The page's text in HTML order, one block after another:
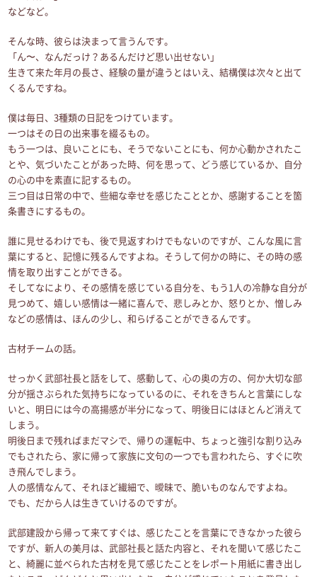
などなど。
そんな時、彼らは決まって言うんです。
「ん〜、なんだっけ？あるんだけど思い出せない」
生きて来た年月の長さ、経験の量が違うとはいえ、結構僕は次々と出て
くるんですね。
僕は毎日、3種類の日記をつけています。
一つはその日の出来事を綴るもの。
もう一つは、良いことにも、そうでないことにも、何か心動かされたこ
とや、気づいたことがあった時、何を思って、どう感じているか、自分
の心の中を素直に記するもの。
三つ目は日常の中で、些細な幸せを感じたこととか、感謝することを箇
条書きにするもの。
誰に見せるわけでも、後で見返すわけでもないのですが、こんな風に言
葉にすると、記憶に残るんですよね。そうして何かの時に、その時の感
情を取り出すことができる。
そしてなにより、その感情を感じている自分を、もう1人の冷静な自分が
見つめて、嬉しい感情は一緒に喜んで、悲しみとか、怒りとか、憎しみ
などの感情は、ほんの少し、和らげることができるんです。
古材チームの話。
せっかく武部社長と話をして、感動して、心の奥の方の、何か大切な部
分が揺さぶられた気持ちになっているのに、それをきちんと言葉にしな
いと、明日には今の高揚感が半分になって、明後日にはほとんど消えて
しまう。
明後日まで残ればまだマシで、帰りの運転中、ちょっと強引な割り込み
でもされたら、家に帰って家族に文句の一つでも言われたら、すぐに吹
き飛んでしまう。
人の感情なんて、それほど繊細で、曖昧で、脆いものなんですよね。
でも、だから人は生きていけるのですが。
武部建設から帰って来てすぐは、感じたことを言葉にできなかった彼ら
ですが、新人の美月は、武部社長と話た内容と、それを聞いて感じたこ
と、綺麗に並べられた古材を見て感じたことをレポート用紙に書き出し